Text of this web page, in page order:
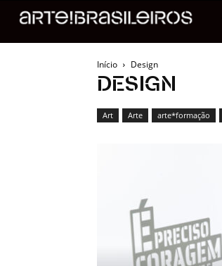
Início Design
DESIGN
Art Arte arte*formação